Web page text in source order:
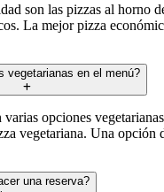
son las pizzas al horno
La mejor pizza
vegetarianas en el menú?
varias opciones
vegetariana. Una opción
una reserva?